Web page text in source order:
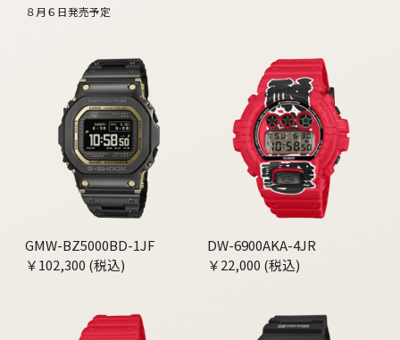
８月６日発売予定
GMW-BZ5000BD-1JF
￥102,300 (税込)
DW-6900AKA-4JR
￥22,000 (税込)